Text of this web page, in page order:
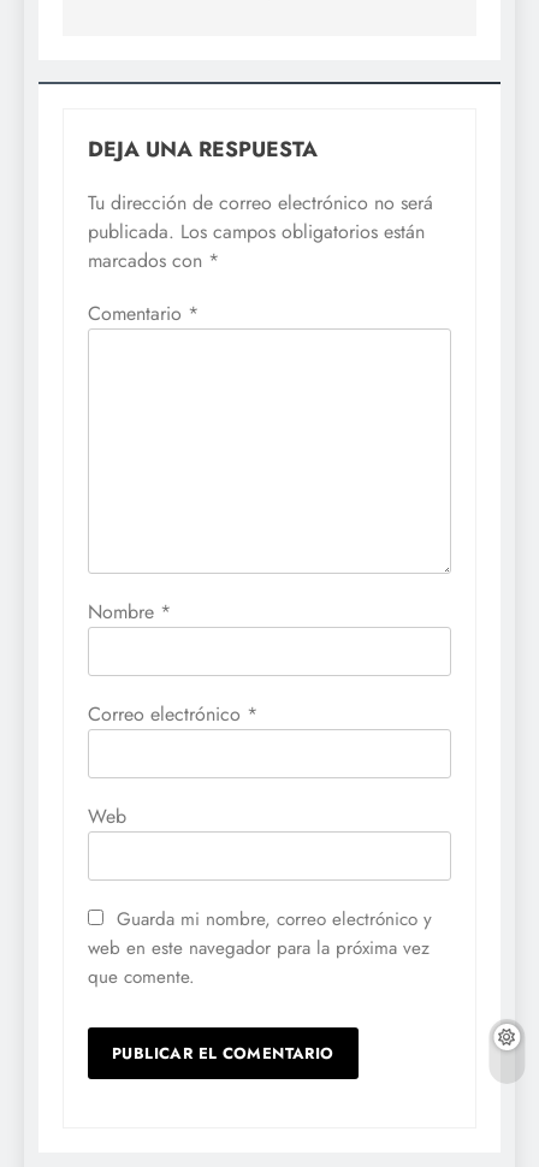
DEJA UNA RESPUESTA
Tu dirección de correo electrónico no será
publicada. Los campos obligatorios están
marcados con *
Comentario *
Nombre *
Correo electrónico *
Web
Guarda mi nombre, correo electrónico y
web en este navegador para la próxima vez
que comente.